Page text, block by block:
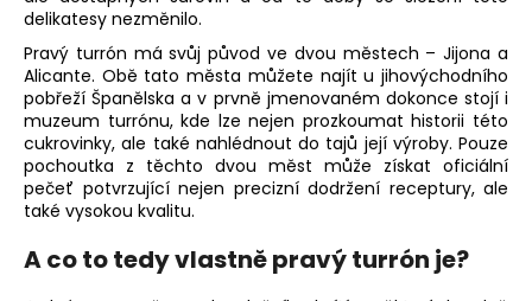
delikatesy nezměnilo.
Pravý turrón má svůj původ ve dvou městech – Jijona a
Alicante. Obě tato města můžete najít u jihovýchodního
pobřeží Španělska a v prvně jmenovaném dokonce stojí i
muzeum turrónu, kde lze nejen prozkoumat historii této
cukrovinky, ale také nahlédnout do tajů její výroby. Pouze
pochoutka z těchto dvou měst může získat oficiální
pečeť potvrzující nejen precizní dodržení receptury, ale
také vysokou kvalitu.
A co to tedy vlastně pravý turrón je?
a
j
í
t
?
HLEDAT